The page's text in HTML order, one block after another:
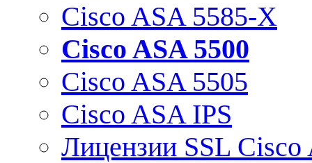
Cisco ASA 5585-X
Cisco ASA 5500
Cisco ASA 5505
Cisco ASA IPS
Лицензии SSL Cisco